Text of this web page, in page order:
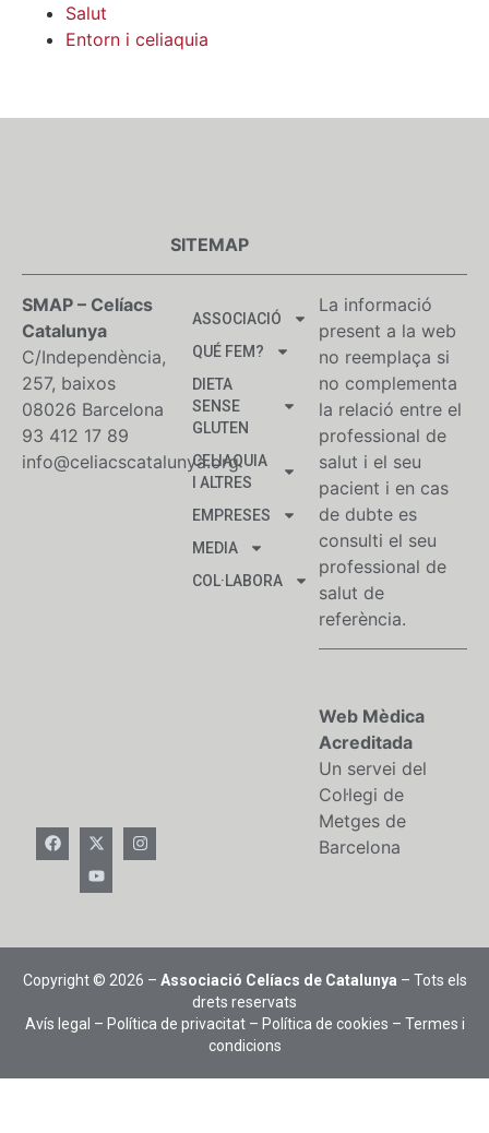
Salut
Entorn i celiaquia
SMAP – Celíacs
Catalunya
C/Independència,
257, baixos
08026 Barcelona
93 412 17 89
info@celiacscatalunya.org
SITEMAP
ASSOCIACIÓ
QUÉ FEM?
DIETA
SENSE
GLUTEN
CELIAQUIA
I ALTRES
EMPRESES
MEDIA
COL·LABORA
La informació
present a la web
no reemplaça si
no complementa
la relació entre el
professional de
salut i el seu
pacient i en cas
de dubte es
consulti el seu
professional de
salut de
referència.
Web Mèdica
Acreditada
Un servei del
Col·legi de
Metges de
Barcelona
Copyright © 2026 – Associació Celíacs de Catalunya – Tots els
drets reservats
Avís legal – Política de privacitat– Política de cookies – Termes i
condicions